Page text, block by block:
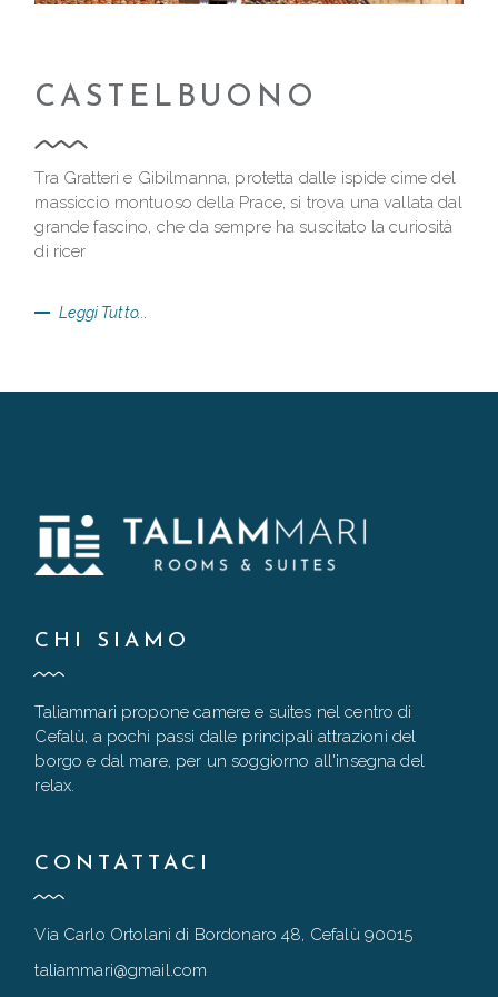
CASTELBUONO
Tra Gratteri e Gibilmanna, protetta dalle ispide cime del
massiccio montuoso della Prace, si trova una vallata dal
grande fascino, che da sempre ha suscitato la curiosità
di ricer
Leggi Tutto...
CHI SIAMO
Taliammari propone camere e suites nel centro di
Cefalù, a pochi passi dalle principali attrazioni del
borgo e dal mare, per un soggiorno all'insegna del
relax.
CONTATTACI
Via Carlo Ortolani di Bordonaro 48, Cefalù 90015
taliammari@gmail.com